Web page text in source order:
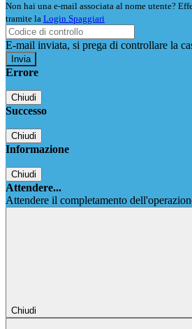
Non hai una e-mail associata al nome utente?
tramite la Login Spaggiari
E-mail inviata, si prega di controllare la
Errore
Chiudi
Successo
Chiudi
Informazione
Chiudi
Attendere...
Attendere il completamento
Chiudi